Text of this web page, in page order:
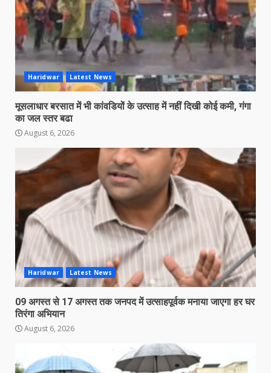
Haridwar Latest News
मूसलाधार बरसात में भी कांवडियों के उत्साह में नहीं दिखी कोई कमी, गंगा
का जल स्तर बढा
August 6, 2026
Haridwar Latest News
09 अगस्त से 17 अगस्त तक जनपद में उत्साहपूर्वक मनाया जाएगा हर घर
तिरंगा अभियान
August 6, 2026